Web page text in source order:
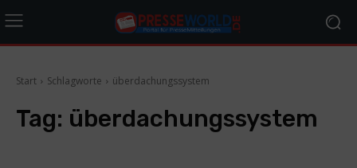
Start Schlagworte überdachungssystem
Tag: überdachungssystem